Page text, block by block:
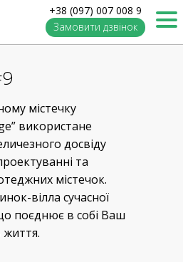
+38 (097) 007 008 9
Замовити дзвінок
містечку
використане
досвіду
та
містечок.
вілла сучасної
поєднює в собі Ваш
життя.